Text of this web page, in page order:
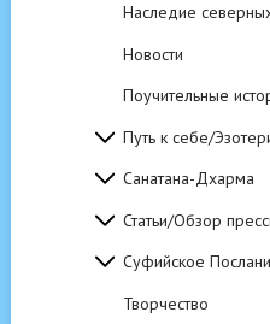
Наследие
Новости
Поучительные
Путь к себе/
Санатана-Дхарма
Статьи/Обзор
Суфийское
Творчество